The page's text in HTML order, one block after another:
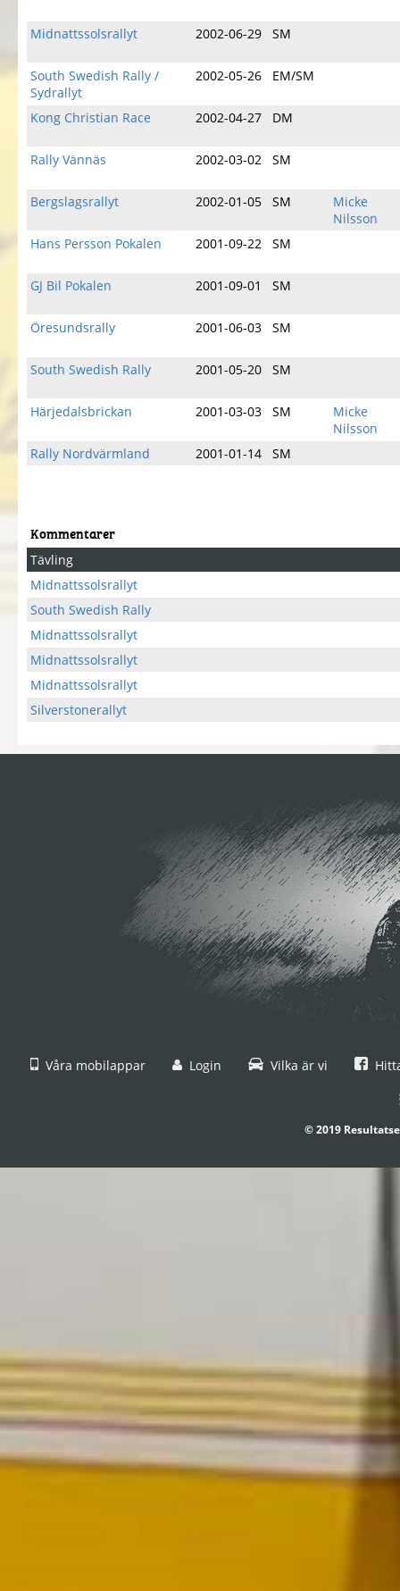
Midnattssolsrallyt 2002-06-29 SM
South Swedish Rally /
Sydrallyt
2002-05-26 EM/SM
Kong Christian Race 2002-04-27 DM
Rally Vännäs 2002-03-02 SM
Bergslagsrallyt 2002-01-05 SM
Micke
Nilsson
Hans Persson Pokalen
2001-09-22 SM
GJ Bil Pokalen 2001-09-01 SM
Öresundsrally 2001-06-03 SM
South Swedish Rally 2001-05-20 SM
Härjedalsbrickan 2001-03-03 SM
Micke
Nilsson
Rally Nordvärmland
2001-01-14 SM
Kommentarer
Tävling
Midnattssolsrallyt
South Swedish Rally
Midnattssolsrallyt
Midnattssolsrallyt
Midnattssolsrallyt
Silverstonerallyt
Våra mobilappar Login Vilka är vi
© 2019